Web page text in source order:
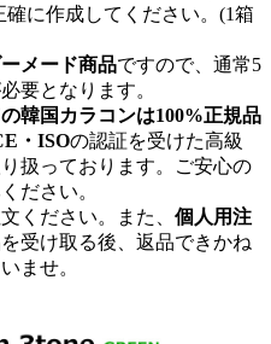
に作成してください。(1箱
メード商品ですので、 通常5
要となります。
韓国カラコンは100%正規品
・ISOの認証を受けた高級
扱っております。ご安心の
ださい。
ください。また、 個人用注
受け取る後、返品できかね
ませ。